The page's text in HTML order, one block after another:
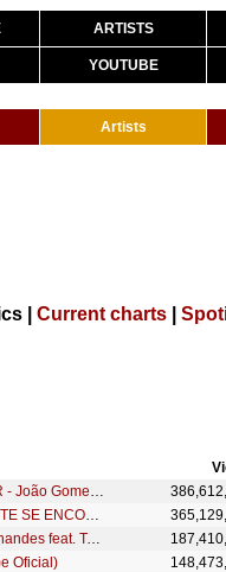
ARTISTS
YOUTUBE
Artists
| Current charts
Ao Vivo em Fortaleza)
ACASO (VAI VER QUE UM DIA A GENTE SE ENCONTRA) - Vitor Fernandes
ROXINHO (ELE NÃO TEM) - Vitor Fernandes feat. Tarcísio do Acordeon (Clipe Oficial)
Oficial)